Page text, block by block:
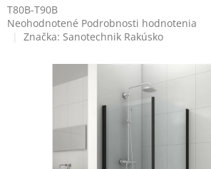
T80B-T90B
Priemerné
hodnotenie
Neohodnotené Podrobnosti hodnotenia
Značka: Sanotechnik Rakúsko